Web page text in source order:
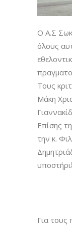
Ο Α.Σ
όλους
Τους
Μάκη
Επίσης
την κ.
Για